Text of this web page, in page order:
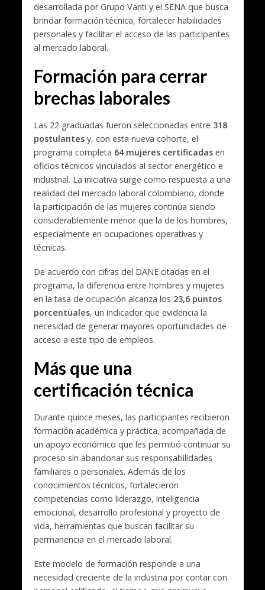
desarrollada por Grupo Vanti y el SENA que busca
brindar formación técnica, fortalecer habilidades
personales y facilitar el acceso de las participantes
al mercado laboral.
Formación para cerrar
brechas laborales
Las 22 graduadas fueron seleccionadas entre 318
postulantesy, con esta nueva cohorte, el
programa completa 64 mujeres certificadasen
oficios técnicos vinculados al sector energético e
industrial. La iniciativa surge como respuesta a una
realidad del mercado laboral colombiano, donde
la participación de las mujeres continúa siendo
considerablemente menor que la de los hombres,
especialmente en ocupaciones operativas y
técnicas.
De acuerdo con cifras del DANE citadas en el
programa, la diferencia entre hombres y mujeres
en la tasa de ocupación alcanza los 23,6 puntos
porcentuales, un indicador que evidencia la
necesidad de generar mayores oportunidades de
acceso a este tipo de empleos.
Más que una
certificación técnica
Durante quince meses, las participantes recibieron
formación académica y práctica, acompañada de
un apoyo económico que les permitió continuar su
proceso sin abandonar sus responsabilidades
familiares o personales. Además de los
conocimientos técnicos, fortalecieron
competencias como liderazgo, inteligencia
emocional, desarrollo profesional y proyecto de
vida, herramientas que buscan facilitar su
permanencia en el mercado laboral.
Este modelo de formación responde a una
necesidad creciente de la industria por contar con